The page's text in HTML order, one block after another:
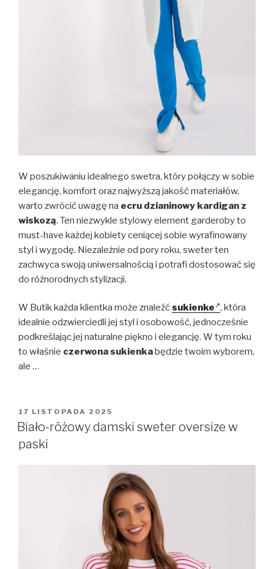
W poszukiwaniu idealnego swetra, który połączy w sobie
elegancję, komfort oraz najwyższą jakość materiałów,
warto zwrócić uwagę na ecru dzianinowy kardigan z
wiskozą. Ten niezwykle stylowy element garderoby to
must-have każdej kobiety ceniącej sobie wyrafinowany
styl i wygodę. Niezależnie od pory roku, sweter ten
zachwyca swoją uniwersalnością i potrafi dostosować się
do różnorodnych stylizacji.
W Butik każda klientka może znaleźćsukienke , która
idealnie odzwierciedli jej styl i osobowość, jednocześnie
podkreślając jej naturalne piękno i elegancję. W tym roku
to właśnie czerwona sukienkabędzie twoim wyborem,
ale …
OPUBLIKOWANE
W
17 LISTOPADA 2025
Biało-różowy damski sweter oversize w
paski